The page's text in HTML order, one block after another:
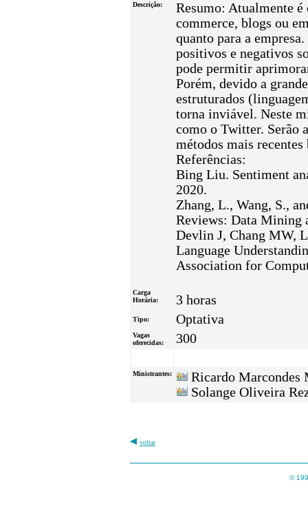
Descrição:
Resumo: Atualmente
commerce, blogs ou
quanto para a
positivos e negativos
pode permitir
Porém, devido a
estruturados
torna inviável. Neste
como o Twitter. Serão
métodos mais
Referências:
Bing Liu. Sentiment
2020.
Zhang, L., Wang, S.,
Reviews: Data Mining
Devlin J, Chang MW,
Language
Association for
Carga
Horária:
3 horas
Tipo: Optativa
Vagas
oferecidas:
300
Ministrantes:
Ricardo
Solange Oliveira
voltar
©